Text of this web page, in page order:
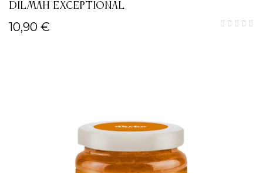
DILMAH EXCEPTIONAL
10,90 €